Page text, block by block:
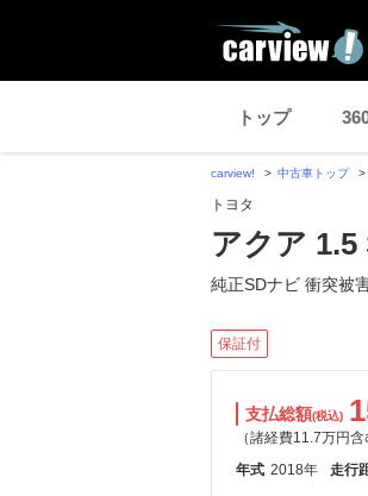
トップ
carview! 中古車トップ
トヨタ
アクア
純正SDナビ 衝突被
保証付
支払総額(税込)
（諸経費11.7万円含
年式 2018年 走行